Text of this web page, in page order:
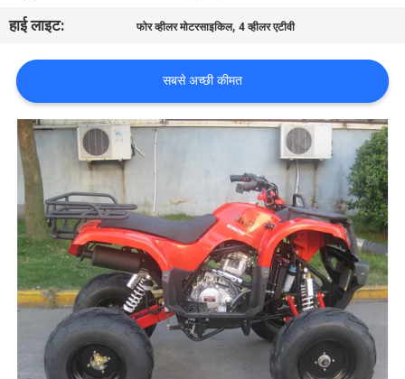
एक
उद्धरण
की
विनती
करे
साइटमैप
गोपनीयता
नीति
हाई लाइट:
फोर व्हीलर मोटरसाइकिल,4 व्हीलर एटीवी
सबसे अच्छी कीमत